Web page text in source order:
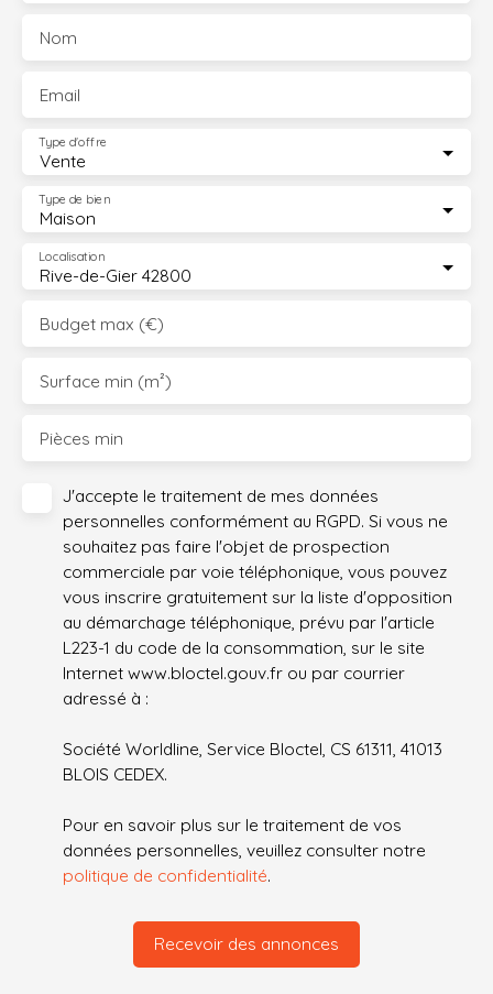
Nom
Email
Vente
Type d'offre
Maison
Type de bien
Rive-de-Gier 42800
Localisation
Budget max (€)
Surface min (m²)
Pièces min
J'accepte le traitement de mes données
personnelles conformément au RGPD. Si vous ne
souhaitez pas faire l'objet de prospection
commerciale par voie téléphonique, vous pouvez
vous inscrire gratuitement sur la liste d'opposition
au démarchage téléphonique, prévu par l'article
L223-1 du code de la consommation, sur le site
Internet www.bloctel.gouv.fr ou par courrier
adressé à :
Société Worldline, Service Bloctel, CS 61311, 41013
BLOIS CEDEX.
Pour en savoir plus sur le traitement de vos
données personnelles, veuillez consulter notre
politique de confidentialité.
Recevoir des annonces